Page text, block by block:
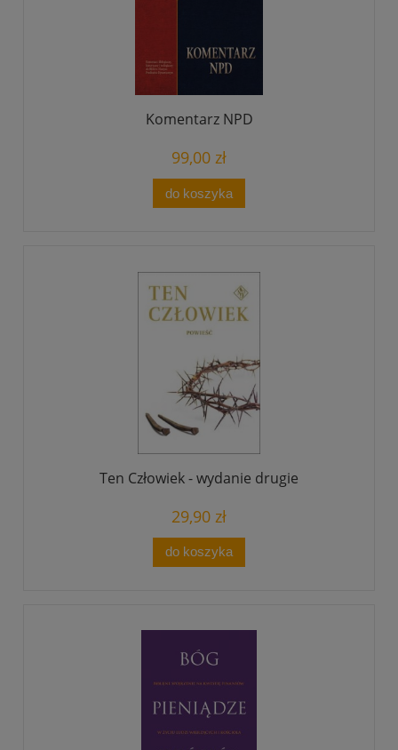
Komentarz NPD
99,00 zł
do koszyka
Ten Człowiek - wydanie drugie
29,90 zł
do koszyka